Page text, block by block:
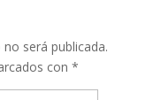
será publicada.
con *